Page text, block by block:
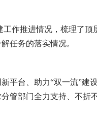
作推进情况，梳理了顶
任务的落实情况。
平台、助力“双一流”建
管部门全力支持、不折